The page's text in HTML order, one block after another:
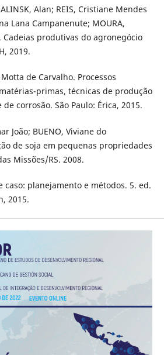
Alan; REIS, Cristiane Mendes
Lana Campanenute; MOURA,
Cadeias produtivas do agronegócio
2019.
de Carvalho. Processos
primas, técnicas de produção
corrosão. São Paulo: Érica, 2015.
João; BUENO, Viviane do
de soja em pequenas propriedades
Missões/RS. 2008.
caso: planejamento e métodos. 5. ed.
2015.